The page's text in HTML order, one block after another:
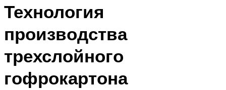
Технология
производства
трехслойного
гофрокартона